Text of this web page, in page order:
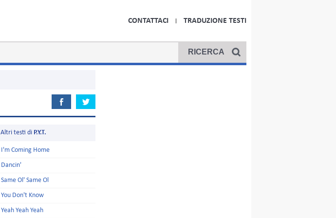
CONTATTACI TRADUZIONE TESTI
Altri testi di P.Y.T.
I'm Coming Home
Dancin'
Same Ol' Same Ol
You Don't Know
Yeah Yeah Yeah